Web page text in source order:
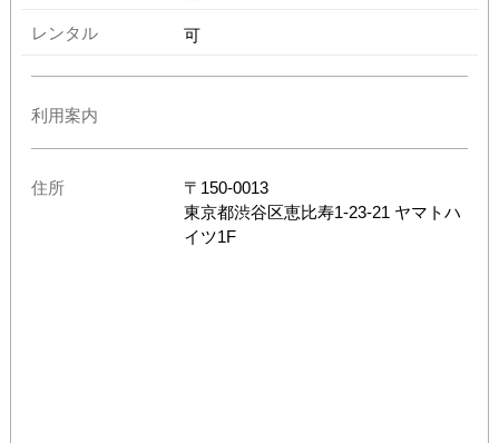
レンタル 可
利用案内
住所 〒 150-0013
東京都渋谷区恵比寿1-23-21 ヤマトハ
イツ1F